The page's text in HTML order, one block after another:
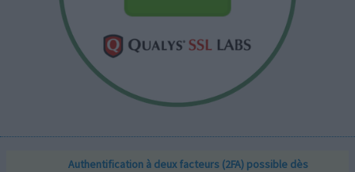
Authentification à deux facteurs (2FA) possible dès